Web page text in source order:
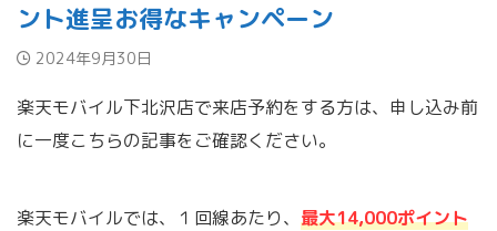
ント進呈お得なキャンペーン
2024年9月30日
楽天モバイル下北沢店で来店予約をする方は、申し込み前
に一度こちらの記事をご確認ください。
楽天モバイルでは、１回線あたり、 最大14,000ポイント